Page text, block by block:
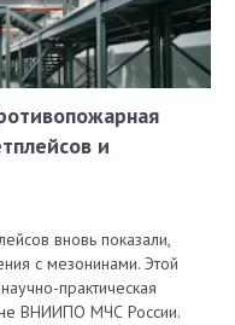
и
вновь показали,
с мезонинами. Этой
практическая
ВНИИПО МЧС России.